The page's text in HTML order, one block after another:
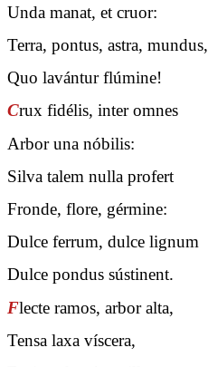
Unda manat, et cruor:
Terra, pontus, astra, mundus,
Quo lavántur flúmine!
Crux fidélis, inter omnes
Arbor una nóbilis:
Silva talem nulla profert
Fronde, flore, gérmine:
Dulce ferrum, dulce lignum
Dulce pondus sústinent.
Flecte ramos, arbor alta,
Tensa laxa víscera,